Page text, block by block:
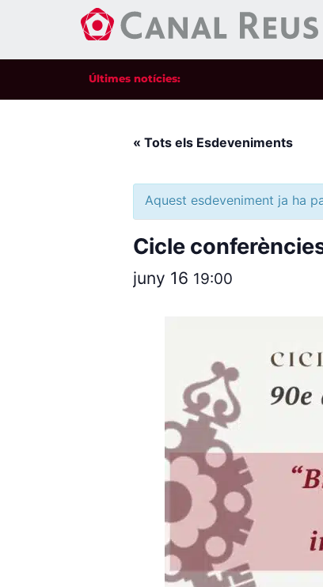
Últimes notícies:
« Tots els Esdeveniments
Aquest esdeveniment ja ha
Cicle
juny 16 19:00